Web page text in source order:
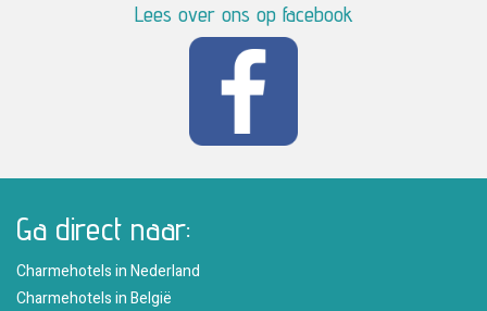
Lees over ons op facebook
Ga direct naar:
Charmehotels in Nederland
Charmehotels in België